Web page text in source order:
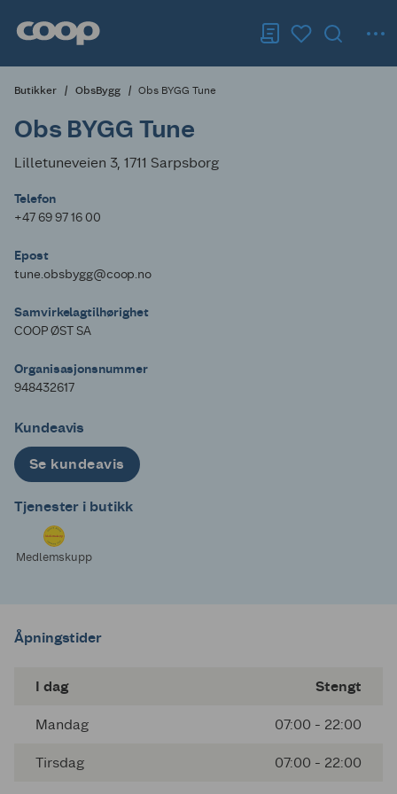
Butikker ObsBygg Obs BYGG Tune
Obs BYGG Tune
Lilletuneveien 3, 1711 Sarpsborg
Telefon
+47 69 97 16 00
Epost
tune.obsbygg@coop.no
Samvirkelagtilhørighet
COOP ØST SA
Organisasjonsnummer
948432617
Kundeavis
Se kundeavis
Tjenester i butikk
Medlemskupp
Åpningstider
I dag Stengt
Mandag 07:00 - 22:00
Tirsdag 07:00 - 22:00